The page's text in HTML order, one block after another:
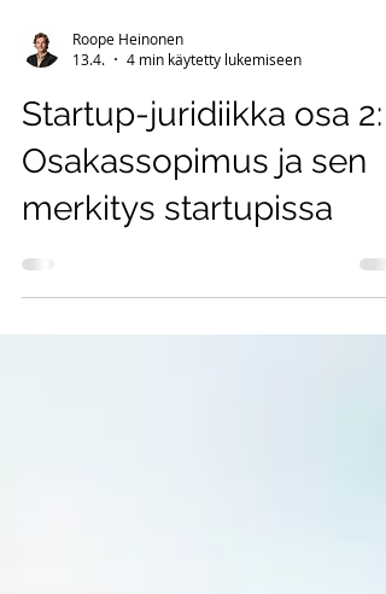
13.4.
4 min käytetty lukemiseen
Startup-juridiikka osa 2:
Osakassopimus ja sen
merkitys startupissa